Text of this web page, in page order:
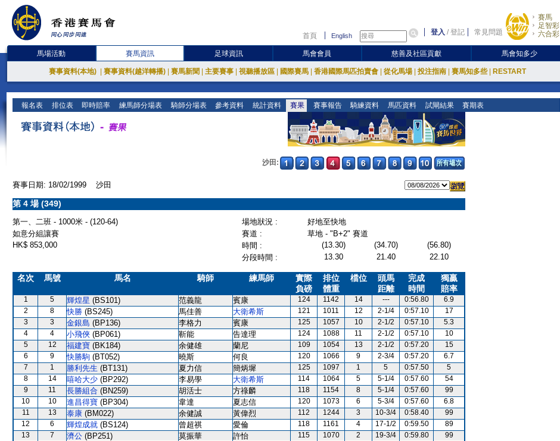
首頁 English 登入 /登記 常見問題
賽馬
足智彩
六合彩
馬場活動 賽馬資訊 足球資訊 馬會會員 慈善及社區貢獻 馬會知多少
賽事資料(本地) 賽事資料(越洋轉播) 賽馬新聞 主要賽事 視聽播放區 國際賽馬 香港國際馬匹拍賣會 從化馬場 投注指南 賽馬知多些 RESTART
報名表 排位表 即時賠率 練馬師分場表 騎師分場表 參考資料 統計資料 賽果 賽事報告 騎練資料 馬匹資料 試閘結果 賽期表
沙田:
賽事日期: 18/02/1999 沙田
第 4 場 (349)
第一、二班 - 1000米 - (120-64) 場地狀況 :
好地至快地
如意分組讓賽
賽道 :
草地 - "B+2" 賽道
HK$ 853,000
時間 : (13.30) (34.70)
(56.80)
分段時間 :
13.30 21.40 22.10
名次 馬號 馬名 騎師 練馬師
實際
負磅
排位
體重
檔位
頭馬
距離
完成
時間
獨贏
賠率
1 5 輝煌星 (BS101) 范義龍 賓康 124 1142 14 --- 0:56.80
6.9
2
8 快勝 (BS245) 馬佳善 大衛希斯 121 1011 12 2-1/4 0:57.10
17
3
3 金銀島 (BP136) 李格力 賓康 125 1057 10 2-1/2 0:57.10
5.3
4
4 小飛俠 (BP061) 靳能 告達理 124 1088 11 2-1/2 0:57.10
10
5
12 福建寶 (BK184) 余健雄 蘭尼 109 1054 13 2-1/2 0:57.20
15
6
9 快勝駒 (BT052) 曉斯 何良 120 1066 9 2-3/4 0:57.20
6.7
7
1 勝利先生 (BT131) 夏力信 簡炳墀 125 1097 1 5 0:57.50
5
8
14 嘻哈大少 (BP292) 李易學 大衛希斯 114 1064 5 5-1/4 0:57.60
54
9
11 長勝組合 (BN259) 胡活士 方祿麟 118 1154 8 5-1/4 0:57.60
99
10
10 進昌得寶 (BP304) 韋達 夏志信 120 1073 6 5-3/4 0:57.60
6.8
11
13 泰康 (BM022) 余健誠 黃偉烈 112 1244 3 10-3/4 0:58.40
99
12
6 輝煌成就 (BS124) 曾超祺 愛倫 118 1161 4 17-1/2 0:59.50
89
13
7 濟公 (BP251) 莫振華 許怡 115 1070 2 19-3/4 0:59.80
99